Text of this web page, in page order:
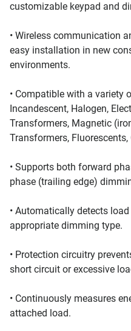
customizable keypad and
• Wireless communication
easy installation in new
environments.
• Compatible with a variety
Incandescent, Halogen,
Transformers, Magnetic
Transformers,
• Supports both forward
phase (trailing edge)
• Automatically detects
appropriate dimming type.
• Protection circuitry
short circuit or excessive
• Continuously measures
attached load.